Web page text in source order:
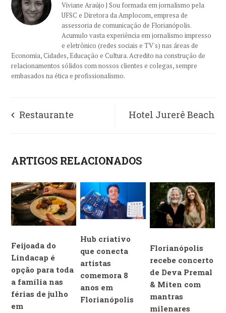
Viviane Araújo | Sou formada em jornalismo pela
UFSC e Diretora da Amplocom, empresa de
assessoria de comunicação de Florianópolis.
Acumulo vasta experiência em jornalismo impresso
e eletrônico (redes sociais e TV's) nas áreas de
Economia, Cidades, Educação e Cultura. Acredito na construção de
relacionamentos sólidos com nossos clientes e colegas, sempre
embasados na ética e profissionalismo.
Restaurante
piquenique e jantar
romântico no Dia dos
Namorados
Hotel Jurerê Beach
julho com medidas
sanitárias e retrofit do
lobby
ARTIGOS RELACIONADOS
Feijoada do
Lindacap é
opção para toda
a família nas
férias de julho
em
Hub criativo
que conecta
artistas
comemora 8
anos em
Florianópolis
Florianópolis
recebe concerto
de Deva Premal
& Miten com
mantras
milenares